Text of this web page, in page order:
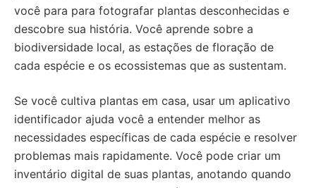
você para para fotografar plantas desconhecidas e
descobre sua história. Você aprende sobre a
biodiversidade local, as estações de floração de
cada espécie e os ecossistemas que as sustentam.
Se você cultiva plantas em casa, usar um aplicativo
identificador ajuda você a entender melhor as
necessidades específicas de cada espécie e resolver
problemas mais rapidamente. Você pode criar um
inventário digital de suas plantas, anotando quando